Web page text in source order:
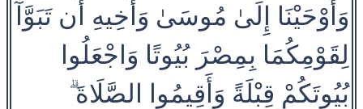
وَأَوْحَيْنَا إِلَىٰ مُوسَىٰ وَأَخِيهِ أَن تَبَوَّآ
لِقَوْمِكُمَا بِمِصْرَ بُيُوتًا وَاجْعَلُوا
بُيُوتَكُمْ قِبْلَةً وَأَقِيمُوا الصَّلَاةَ ۗ